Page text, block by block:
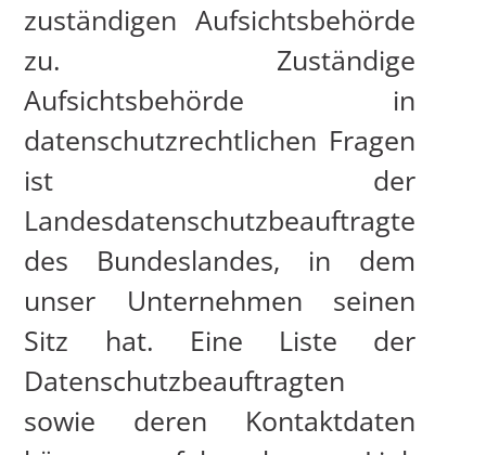
STARTSEITE
zuständigen Aufsichtsbehörde
zu. Zuständige
Aufsichtsbehörde in
datenschutzrechtlichen Fragen
ist der
Landesdatenschutzbeauftragte
des Bundeslandes, in dem
unser Unternehmen seinen
Sitz hat. Eine Liste der
Datenschutzbeauftragten
sowie deren Kontaktdaten